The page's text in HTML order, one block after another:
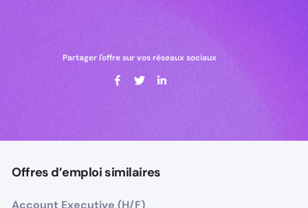
Partager l'offre sur vos réseaux sociaux
Offres d’emploi similaires
Account Executive (H/F)